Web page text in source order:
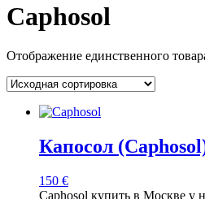
Caphosol
Отображение единственного
Капосол
150 €
Caphosol купить в Москве у